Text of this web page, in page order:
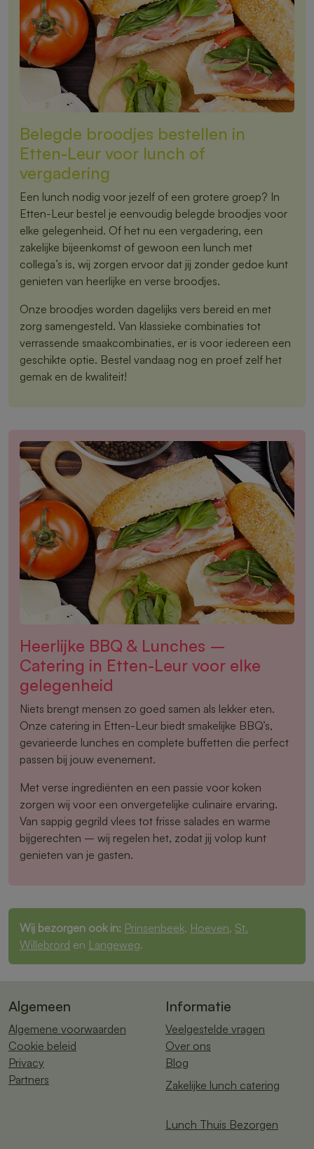
Belegde broodjes bestellen in
Etten-Leur voor lunch of
vergadering
Een lunch nodig voor jezelf of een grotere groep? In
Etten-Leur bestel je eenvoudig belegde broodjes voor
elke gelegenheid. Of het nu een vergadering, een
zakelijke bijeenkomst of gewoon een lunch met
collega’s is, wij zorgen ervoor dat jij zonder gedoe kunt
genieten van heerlijke en verse broodjes.
Onze broodjes worden dagelijks vers bereid en met
zorg samengesteld. Van klassieke combinaties tot
verrassende smaakcombinaties, er is voor iedereen een
geschikte optie. Bestel vandaag nog en proef zelf het
gemak en de kwaliteit!
Heerlijke BBQ & Lunches –
Catering in Etten-Leur voor elke
gelegenheid
Niets brengt mensen zo goed samen als lekker eten.
Onze catering in Etten-Leur biedt smakelijke BBQ’s,
gevarieerde lunches en complete buffetten die perfect
passen bij jouw evenement.
Met verse ingrediënten en een passie voor koken
zorgen wij voor een onvergetelijke culinaire ervaring.
Van sappig gegrild vlees tot frisse salades en warme
bijgerechten – wij regelen het, zodat jij volop kunt
genieten van je gasten.
Wij bezorgen ook in: Prinsenbeek, Hoeven, St.
Willebrord en Langeweg.
Algemeen
Algemene voorwaarden
Cookie beleid
Privacy
Partners
Informatie
Veelgestelde vragen
Over ons
Blog
Zakelijke lunch catering
Lunch Thuis Bezorgen